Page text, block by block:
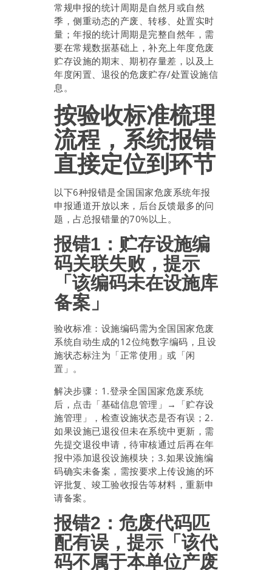
常规申报的统计周期是自然月或自然
季，侧重动态的产废、转移、处置实时
量；年报的统计周期是完整自然年，需
要在常规数据基础上，补充上年度危废
贮存设施的期末、期初存量差，以及上
年度闲置、退役的危废贮存/处置设施信
息。
按验收标准梳理
流程，系统报错
直接定位到环节
以下6种报错是全国国家危废系统年报
申报通道开放以来，后台反馈最多的问
题，占总报错量的70%以上。
报错1：贮存设施编
码关联失败，提示
「该编码未在设施库
备案」
验收标准：设施编码需为全国国家危废
系统自动生成的12位纯数字编码，且设
施状态标注为「正常使用」或「闲
置」。
解决步骤：1.登录全国国家危废系统
后，点击「基础信息管理」→「贮存设
施管理」，检查设施状态是否有误；2.
如果设施已退役但未在系统中更新，需
先提交退役申请，待审核通过后再在年
报中添加退役设施模块；3.如果设施编
码确实未备案，需按要求上传设施的环
评批复、竣工验收报告等材料，重新申
请备案。
报错2：危废代码匹
配有误，提示「该代
码不属于本单位产废